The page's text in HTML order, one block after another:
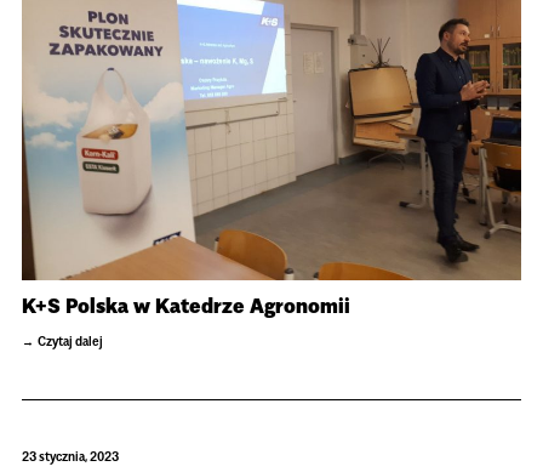
K+S Polska w Katedrze Agronomii
Czytaj dalej
23 stycznia, 2023